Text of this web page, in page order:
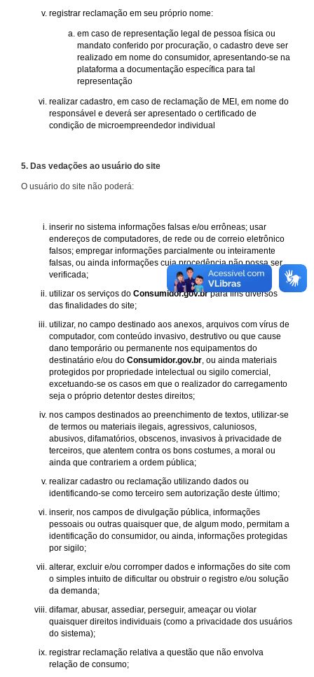
registrar reclamação em seu próprio nome:
em caso de representação legal de pessoa física ou
mandato conferido por procuração, o cadastro deve ser
realizado em nome do consumidor, apresentando-se na
plataforma a documentação específica para tal
representação
realizar cadastro, em caso de reclamação de MEI, em nome do
responsável e deverá ser apresentado o certificado de
condição de microempreendedor individual
5. Das vedações ao usuário do site
O usuário do site não poderá:
inserir no sistema informações falsas e/ou errôneas; usar
endereços de computadores, de rede ou de correio eletrônico
falsos; empregar informações parcialmente ou inteiramente
falsas, ou ainda informações cuja procedência não possa ser
verificada;
utilizar os serviços do Consumidor.gov.brpara fins diversos
das finalidades do site;
utilizar, no campo destinado aos anexos, arquivos com vírus de
computador, com conteúdo invasivo, destrutivo ou que cause
dano temporário ou permanente nos equipamentos do
destinatário e/ou do Consumidor.gov.br , ou ainda materiais
protegidos por propriedade intelectual ou sigilo comercial,
excetuando-se os casos em que o realizador do carregamento
seja o próprio detentor destes direitos;
nos campos destinados ao preenchimento de textos, utilizar-se
de termos ou materiais ilegais, agressivos, caluniosos,
abusivos, difamatórios, obscenos, invasivos à privacidade de
terceiros, que atentem contra os bons costumes, a moral ou
ainda que contrariem a ordem pública;
realizar cadastro ou reclamação utilizando dados ou
identificando-se como terceiro sem autorização deste último;
inserir, nos campos de divulgação pública, informações
pessoais ou outras quaisquer que, de algum modo, permitam a
identificação do consumidor, ou ainda, informações protegidas
por sigilo;
alterar, excluir e/ou corromper dados e informações do site com
o simples intuito de dificultar ou obstruir o registro e/ou solução
da demanda;
difamar, abusar, assediar, perseguir, ameaçar ou violar
quaisquer direitos individuais (como a privacidade dos usuários
do sistema);
registrar reclamação relativa a questão que não envolva
relação de consumo;